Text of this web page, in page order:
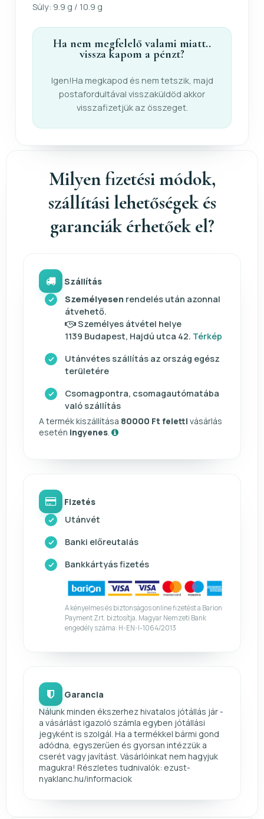
Súly: 9.9 g / 10.9 g
Ha nem megfelelő valami miatt..
vissza kapom a pénzt?
Igen!Ha megkapod és nem tetszik, majd
postafordultával visszaküldöd akkor
visszafizetjük az összeget.
Milyen fizetési módok,
szállítási lehetőségek és
garanciák érhetőek el?
Szállítás
Személyesen rendelés után azonnal
átvehető.
Személyes átvétel helye
1139 Budapest, Hajdú utca 42. Térkép
Utánvétes szállítás az ország egész
területére
Csomagpontra, csomagautómatába
való szállítás
A termék kiszállítása 80000 Ft feletti vásárlás
esetén ingyenes
Fizetés
Utánvét
Banki előreutalás
Bankkártyás fizetés
A kényelmes és biztonságos online fizetést a Barion
Payment Zrt. biztosítja. Magyar Nemzeti Bank
engedély száma: H-EN-I-1064/2013
Garancia
Nálunk minden ékszerhez hivatalos jótállás jár -
a vásárlást igazoló számla egyben jótállási
jegyként is szolgál. Ha a termékkel bármi gond
adódna, egyszerűen és gyorsan intézzük a
cserét vagy javítást. Vásárlóinkat nem hagyjuk
magukra! Részletes tudnivalók: ezust-
nyaklanc.hu/informaciok